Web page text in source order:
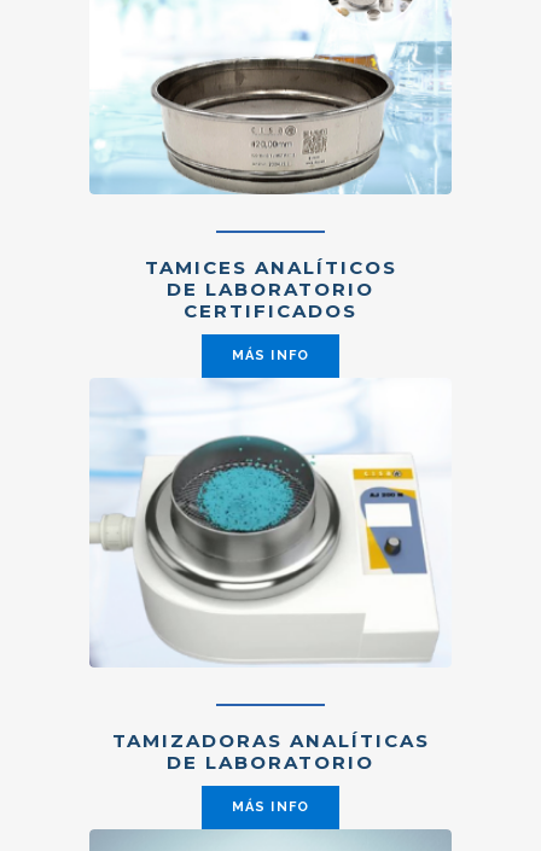
TAMICES ANALÍTICOS
DE LABORATORIO
CERTIFICADOS
MÁS INFO
TAMIZADORAS ANALÍTICAS
DE LABORATORIO
MÁS INFO